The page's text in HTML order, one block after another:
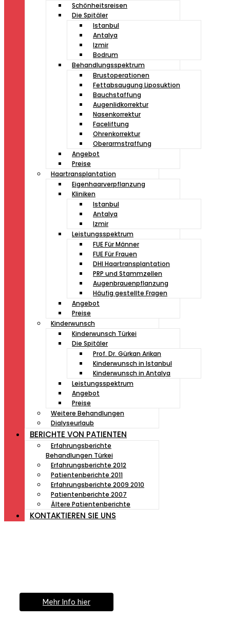
Schönheitsreisen
Die Spitäler
Istanbul
Antalya
Izmir
Bodrum
Behandlungsspektrum
Brustoperationen
Fettabsaugung Liposuktion
Bauchstaffung
Augenlidkorrektur
Nasenkorrektur
Faceliftung
Ohrenkorrektur
Oberarmstraffung
Angebot
Preise
Haartransplantation
Eigenhaarverpflanzung
Kliniken
Istanbul
Antalya
Izmir
Leistungsspektrum
FUE Für Männer
FUE Für Frauen
DHI Haartransplantation
PRP und Stammzellen
Augenbrauenpflanzung
Häufig gestellte Fragen
Angebot
Preise
Kinderwunsch
Kinderwunsch Türkei
Die Spitäler
Prof. Dr. Gürkan Arikan
Kinderwunsch in Istanbul
Kinderwunsch in Antalya
Leistungsspektrum
Angebot
Preise
Weitere Behandlungen
Dialyseurlaub
BERICHTE VON PATIENTEN
Erfahrungsberichte
Behandlungen Türkei
Erfahrungsberichte 2012
Patientenberichte 2011
Erfahrungsberichte 2009 2010
Patientenberichte 2007
Ältere Patientenberichte
KONTAKTIEREN SIE UNS
Mehr Info hier